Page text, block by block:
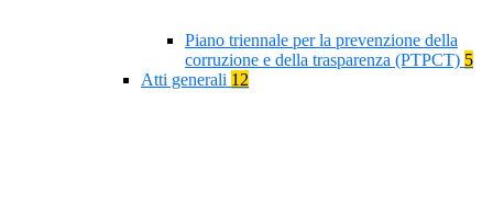
Piano triennale per la prevenzione della
corruzione e della trasparenza (PTPCT) 5
Atti generali 12